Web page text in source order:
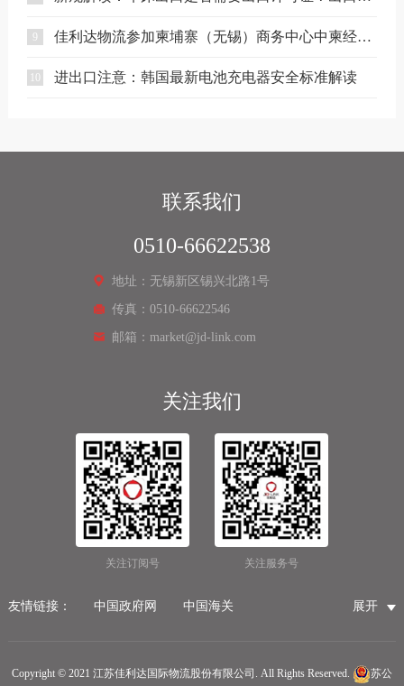
9 佳利达物流参加柬埔寨（无锡）商务中心中柬经贸合作专题座谈会
进出口注意：韩国最新电池充电器安全标准解读
联系我们
0510-66622538
地址：无锡新区锡兴北路1号
传真：0510-66622546
邮箱：market@jd-link.com
关注我们
关注订阅号 关注服务号
友情链接： 展开
中国政府网
中国海关
无锡海运代理
无锡仓储服务公司
Copyright © 2021 江苏佳利达国际物流股份有限公司. All Rights Reserved. 苏公